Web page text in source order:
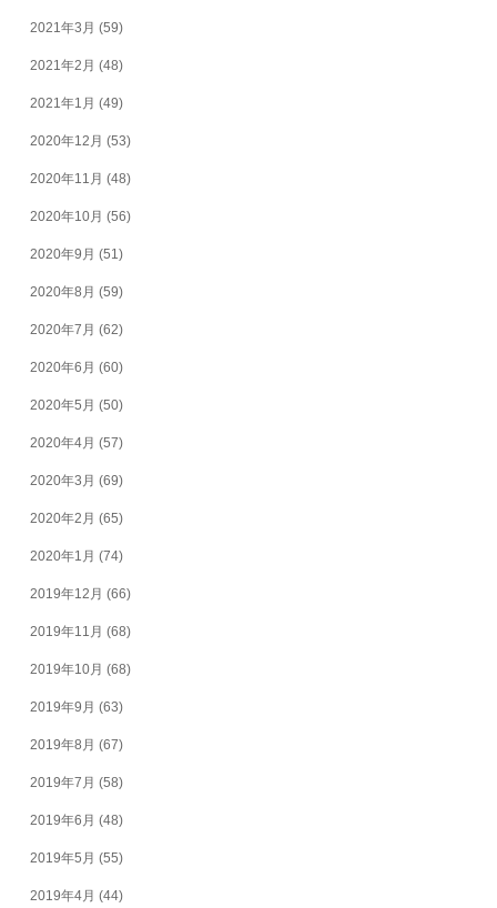
2021年3月 (59)
2021年2月 (48)
2021年1月 (49)
2020年12月 (53)
2020年11月 (48)
2020年10月 (56)
2020年9月 (51)
2020年8月 (59)
2020年7月 (62)
2020年6月 (60)
2020年5月 (50)
2020年4月 (57)
2020年3月 (69)
2020年2月 (65)
2020年1月 (74)
2019年12月 (66)
2019年11月 (68)
2019年10月 (68)
2019年9月 (63)
2019年8月 (67)
2019年7月 (58)
2019年6月 (48)
2019年5月 (55)
2019年4月 (44)